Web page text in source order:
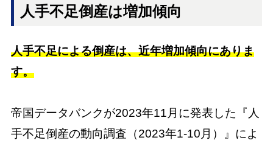
人手不足倒産は増加傾向
人手不足による倒産は、近年増加傾向にありま
す。
帝国データバンクが2023年11月に発表した『人
手不足倒産の動向調査（2023年1-10月）』によ